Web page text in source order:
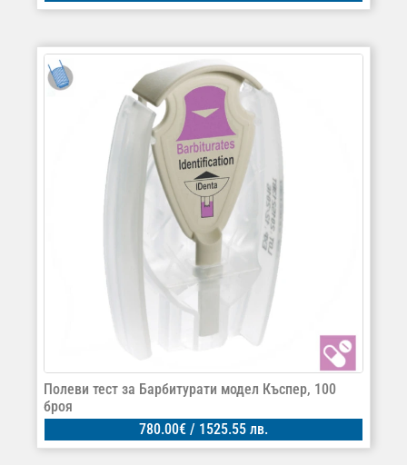
Полеви тест за Барбитурати модел Къспер, 100
броя
780.00€ / 1525.55 лв.